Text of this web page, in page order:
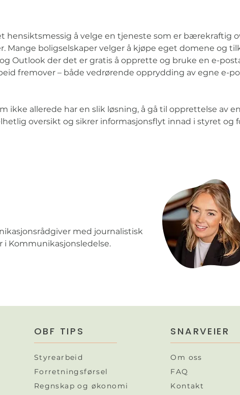
hensiktsmessig å velge en tjeneste som er bærekraftig
Mange boligselskaper velger å kjøpe eget domene og
Outlook der det er gratis å opprette og bruke en e-
fremover – både vedrørende opprydding av egne e-
ikke allerede har en slik løsning, å gå til opprettelse av
oversikt og sikrer informasjonsflyt innad i styret og
med journalistisk
i Kommunikasjonsledelse.
OBF TIPS
Styrearbeid
Forretningsførsel
Regnskap og økonomi
SNARVEIER
Om oss
FAQ
Kontakt